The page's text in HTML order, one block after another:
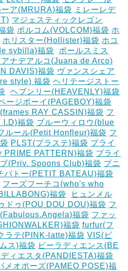
ーア(MRURA)福袋
ミレーレデ
マジェスティックレゴン
袋 ボルコム(VOLCOM)福袋 ホ
ホリスター(Hollister)福袋 ホコ
sybilla)福袋
ポールスミス
アナデアルコ(Juana de Arco)
DAVIS)福袋 ヴァンスシェア
style) 福袋 ヘリテージストー
ヘブンリー(HEAVENLY)福袋
ージボーイ(PAGEBOY)福袋
RAY CASSIN)福袋 フ
I.D)福袋 ブルーウィロウ(blue
ルール(Petit Honfleur)福袋 フ
PLST(プラステ)福袋 プライ
PRIME PATTERN)福袋 プライ
(Priv. Spoons Club)福袋 プニ
バトー(PETIT BATEAU)福袋
フーズフーチコ(who's who
福袋
ヒュンメル
ドゥ(POU DOU DOU)福袋 フ
福袋 ファッ
福袋 furfur(フ
ラテ(PINK-latte)福袋 VIS(ビ
ス)福袋 ビーラディエンス(BE
ィエスタ(PANDIESTA)福袋
メオポーズ(PAMEO POSE)福